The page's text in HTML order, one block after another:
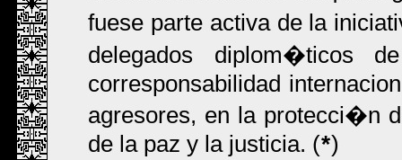
fuese parte activa de la
delegados diplom�ticos
corresponsabilidad
agresores, en la protecci�n
de la paz y la justicia. (*)